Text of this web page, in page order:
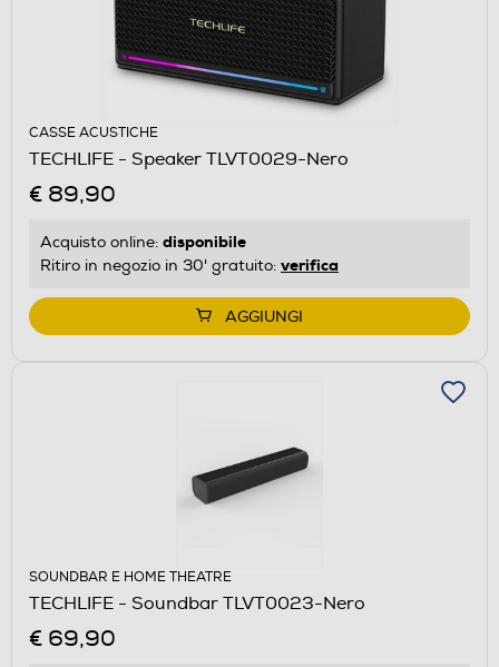
CASSE ACUSTICHE
TECHLIFE - Speaker TLVT0029-Nero
€ 89,90
Acquisto online: disponibile
Ritiro in negozio in 30' gratuito: verifica
AGGIUNGI
SOUNDBAR E HOME THEATRE
TECHLIFE - Soundbar TLVT0023-Nero
€ 69,90